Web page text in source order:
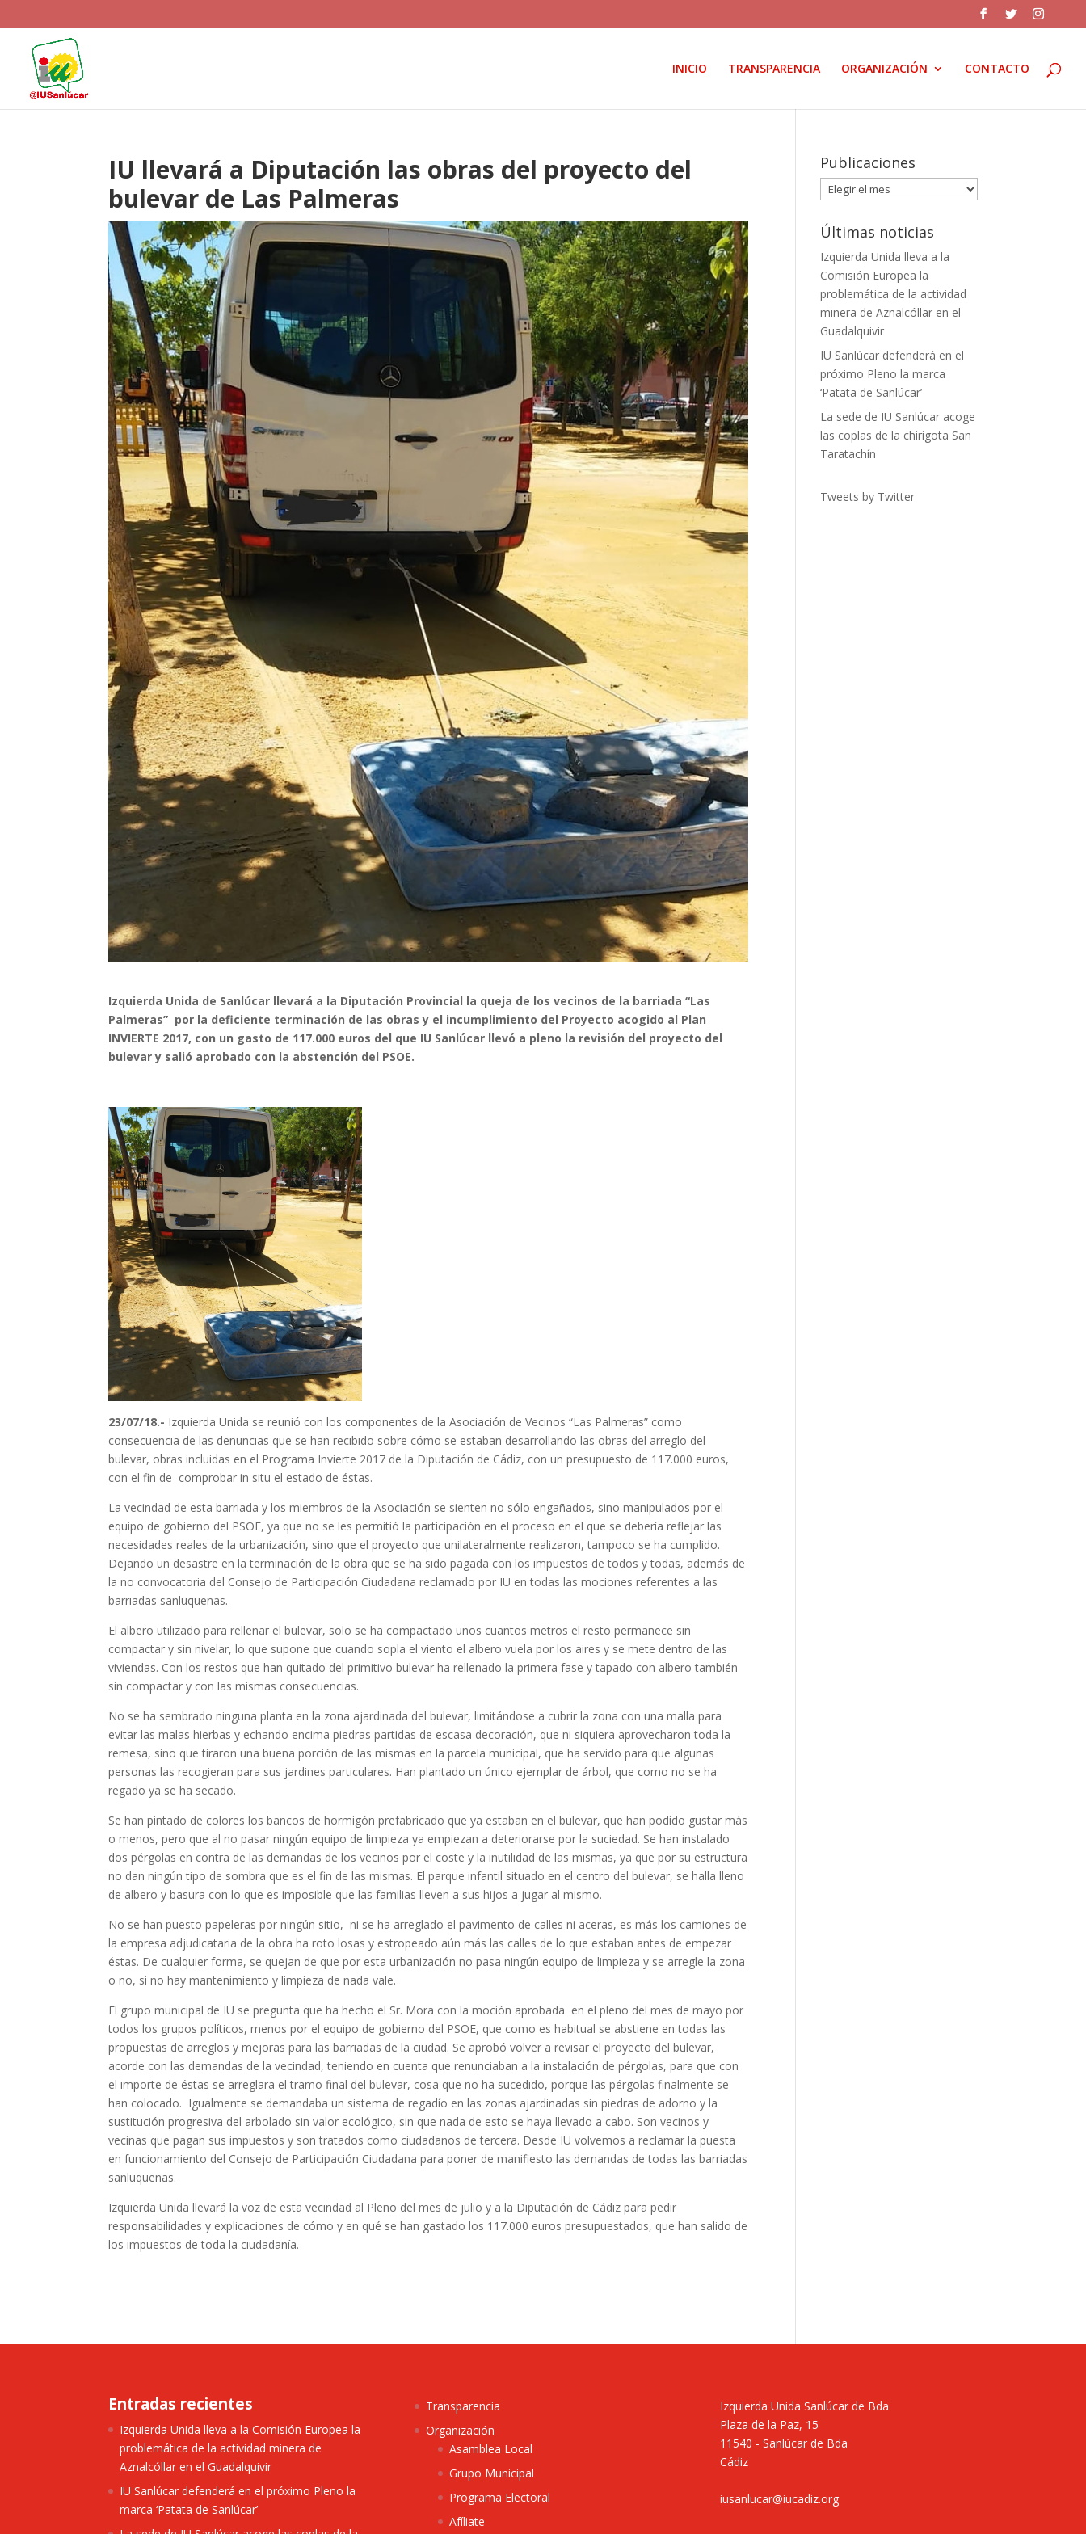
INICIO TRANSPARENCIA ORGANIZACIÓN CONTACTO
IU llevará a Diputación las obras del proyecto del
bulevar de Las Palmeras
Izquierda Unida de Sanlúcar llevará a la Diputación Provincial la queja de los vecinos de la barriada “Las
Palmeras” por la deficiente terminación de las obras y el incumplimiento del Proyecto acogido al Plan
INVIERTE 2017, con un gasto de 117.000 euros del que IU Sanlúcar llevó a pleno la revisión del proyecto del
bulevar y salió aprobado con la abstención del PSOE.
23/07/18.- Izquierda Unida se reunió con los componentes de la Asociación de Vecinos “Las Palmeras” como
consecuencia de las denuncias que se han recibido sobre cómo se estaban desarrollando las obras del arreglo del
bulevar, obras incluidas en el Programa Invierte 2017 de la Diputación de Cádiz, con un presupuesto de 117.000 euros,
con el fin de comprobar in situ el estado de éstas.
La vecindad de esta barriada y los miembros de la Asociación se sienten no sólo engañados, sino manipulados por el
equipo de gobierno del PSOE, ya que no se les permitió la participación en el proceso en el que se debería reflejar las
necesidades reales de la urbanización, sino que el proyecto que unilateralmente realizaron, tampoco se ha cumplido.
Dejando un desastre en la terminación de la obra que se ha sido pagada con los impuestos de todos y todas, además de
la no convocatoria del Consejo de Participación Ciudadana reclamado por IU en todas las mociones referentes a las
barriadas sanluqueñas.
El albero utilizado para rellenar el bulevar, solo se ha compactado unos cuantos metros el resto permanece sin
compactar y sin nivelar, lo que supone que cuando sopla el viento el albero vuela por los aires y se mete dentro de las
viviendas. Con los restos que han quitado del primitivo bulevar ha rellenado la primera fase y tapado con albero también
sin compactar y con las mismas consecuencias.
No se ha sembrado ninguna planta en la zona ajardinada del bulevar, limitándose a cubrir la zona con una malla para
evitar las malas hierbas y echando encima piedras partidas de escasa decoración, que ni siquiera aprovecharon toda la
remesa, sino que tiraron una buena porción de las mismas en la parcela municipal, que ha servido para que algunas
personas las recogieran para sus jardines particulares. Han plantado un único ejemplar de árbol, que como no se ha
regado ya se ha secado.
Se han pintado de colores los bancos de hormigón prefabricado que ya estaban en el bulevar, que han podido gustar más
o menos, pero que al no pasar ningún equipo de limpieza ya empiezan a deteriorarse por la suciedad. Se han instalado
dos pérgolas en contra de las demandas de los vecinos por el coste y la inutilidad de las mismas, ya que por su estructura
no dan ningún tipo de sombra que es el fin de las mismas. El parque infantil situado en el centro del bulevar, se halla lleno
de albero y basura con lo que es imposible que las familias lleven a sus hijos a jugar al mismo.
No se han puesto papeleras por ningún sitio, ni se ha arreglado el pavimento de calles ni aceras, es más los camiones de
la empresa adjudicataria de la obra ha roto losas y estropeado aún más las calles de lo que estaban antes de empezar
éstas. De cualquier forma, se quejan de que por esta urbanización no pasa ningún equipo de limpieza y se arregle la zona
o no, si no hay mantenimiento y limpieza de nada vale.
El grupo municipal de IU se pregunta que ha hecho el Sr. Mora con la moción aprobada en el pleno del mes de mayo por
todos los grupos políticos, menos por el equipo de gobierno del PSOE, que como es habitual se abstiene en todas las
propuestas de arreglos y mejoras para las barriadas de la ciudad. Se aprobó volver a revisar el proyecto del bulevar,
acorde con las demandas de la vecindad, teniendo en cuenta que renunciaban a la instalación de pérgolas, para que con
el importe de éstas se arreglara el tramo final del bulevar, cosa que no ha sucedido, porque las pérgolas finalmente se
han colocado. Igualmente se demandaba un sistema de regadío en las zonas ajardinadas sin piedras de adorno y la
sustitución progresiva del arbolado sin valor ecológico, sin que nada de esto se haya llevado a cabo. Son vecinos y
vecinas que pagan sus impuestos y son tratados como ciudadanos de tercera. Desde IU volvemos a reclamar la puesta
en funcionamiento del Consejo de Participación Ciudadana para poner de manifiesto las demandas de todas las barriadas
sanluqueñas.
Izquierda Unida llevará la voz de esta vecindad al Pleno del mes de julio y a la Diputación de Cádiz para pedir
responsabilidades y explicaciones de cómo y en qué se han gastado los 117.000 euros presupuestados, que han salido de
los impuestos de toda la ciudadanía.
Publicaciones
Publicaciones
Últimas noticias
Izquierda Unida lleva a la
Comisión Europea la
problemática de la actividad
minera de Aznalcóllar en el
Guadalquivir
IU Sanlúcar defenderá en el
próximo Pleno la marca
‘Patata de Sanlúcar’
La sede de IU Sanlúcar acoge
las coplas de la chirigota San
Taratachín
Tweets by Twitter
Entradas recientes
Izquierda Unida lleva a la Comisión Europea la
problemática de la actividad minera de
Aznalcóllar en el Guadalquivir
IU Sanlúcar defenderá en el próximo Pleno la
marca ‘Patata de Sanlúcar’
Transparencia
Organización
Asamblea Local
Grupo Municipal
Programa Electoral
Afíliate
Izquierda Unida Sanlúcar de Bda
Plaza de la Paz, 15
11540 - Sanlúcar de Bda
Cádiz
iusanlucar@iucadiz.org